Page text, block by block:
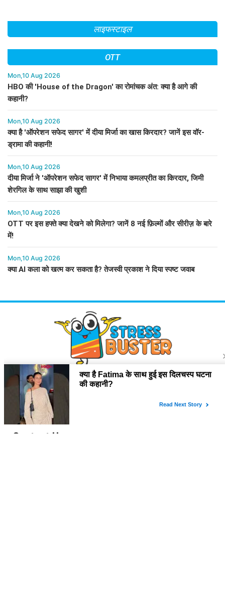
लाइफस्टाइल
OTT
Mon,10 Aug 2026
HBO की 'House of the Dragon' का रोमांचक अंत: क्या है आगे की
कहानी?
Mon,10 Aug 2026
क्या है 'ऑपरेशन सफेद सागर' में दीया मिर्जा का खास किरदार? जानें इस वॉर-
ड्रामा की कहानी!
Mon,10 Aug 2026
दीया मिर्जा ने 'ऑपरेशन सफेद सागर' में निभाया कमलप्रीत का किरदार, जिमी
शेरगिल के साथ साझा की खुशी
Mon,10 Aug 2026
OTT पर इस हफ्ते क्या देखने को मिलेगा? जानें 8 नई फ़िल्मों और सीरीज़ के बारे
में!
Mon,10 Aug 2026
क्या AI कला को खत्म कर सकता है? तेजस्वी प्रकाश ने दिया स्पष्ट जवाब
About Us
Stressbusterlive.com पर आपको मिलेंगी बॉलीवुड और हॉलीवुड समाचार, टीवी शो,
मूवी रिव्यु, सेलिब्रिटी इंटरव्यू, क्षेत्रीय सिनेमा, वेब सीरीज से जुड़ी सबसे लेटेस्ट और विस्तृत
जानकारी। पाइये Page 3 दुनिया की सभी चटपटी खबरें Stressbuster वेबसाइट पर।
Contact Us